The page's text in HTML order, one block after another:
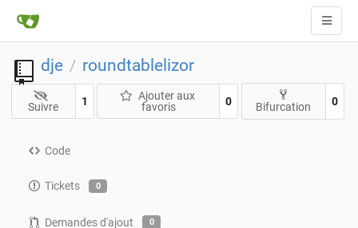
dje / roundtablelizor
Suivre 1
Ajouter aux
favoris
0 Bifurcation 0
Code
Tickets 0
Demandes d'ajout 0